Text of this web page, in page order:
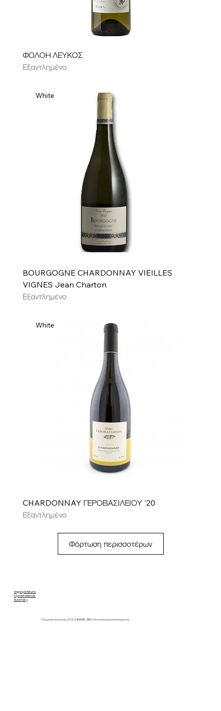
ΦΟΛΟΗ ΛΕΥΚΟΣ
Εξαντλημένο
White
BOURGOGNE CHARDONNAY VIEILLES
VIGNES Jean Charton
Εξαντλημένο
White
CHARDONNAY ΓΕΡΟΒΑΣΙΛΕΙΟΥ '20
Εξαντλημένο
Φόρτωση περισσοτέρων
Shipping & Returns
Payment Methods
Store Policy
Πνευματική ιδιοκτησία 2026 CAVA DEL VINO– Όλα τα δικαιώματα διατηρούνται